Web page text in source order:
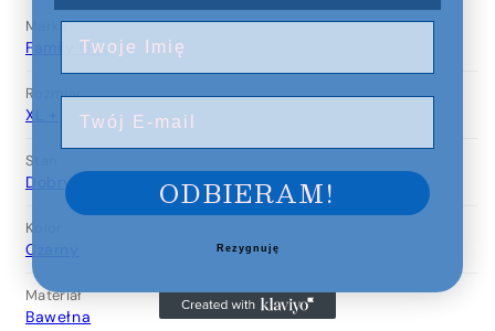
Marka
Family Guy
Rozmiar
XL +
Stan
Dobry
Kolor
Czarny
Materiał
Bawełna
ODBIERAM!
Rezygnuję